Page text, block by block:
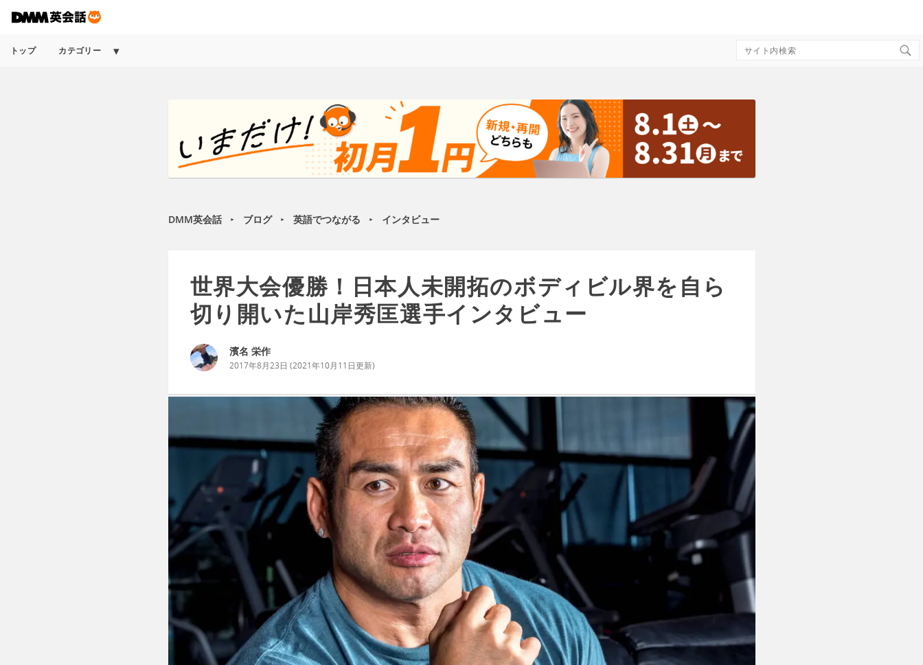
トップ カテゴリー
Search
DMM英会話 ► ブログ ► 英語でつながる ► インタビュー
世界大会優勝！日本人未開拓のボディビル界を自ら
切り開いた山岸秀匡選手インタビュー
濱名 栄作
2017年8月23日 (2021年10月11日更新)